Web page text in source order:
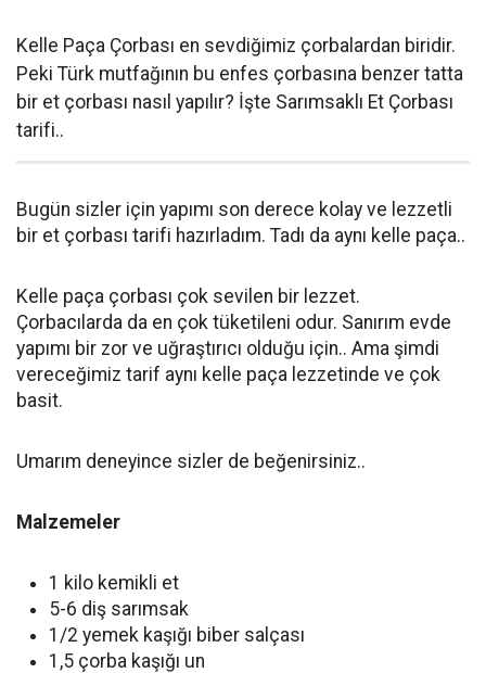
Kelle Paça Çorbası en sevdiğimiz çorbalardan biridir.
Peki Türk mutfağının bu enfes çorbasına benzer tatta
bir et çorbası nasıl yapılır? İşte Sarımsaklı Et Çorbası
tarifi..
Bugün sizler için yapımı son derece kolay ve lezzetli
bir et çorbası tarifi hazırladım. Tadı da aynı kelle paça..
Kelle paça çorbası çok sevilen bir lezzet.
Çorbacılarda da en çok tüketileni odur. Sanırım evde
yapımı bir zor ve uğraştırıcı olduğu için.. Ama şimdi
vereceğimiz tarif aynı kelle paça lezzetinde ve çok
basit.
Umarım deneyince sizler de beğenirsiniz..
Malzemeler
1 kilo kemikli et
5-6 diş sarımsak
1/2 yemek kaşığı biber salçası
1,5 çorba kaşığı un